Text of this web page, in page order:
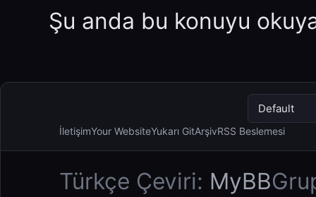
Şu anda bu konuyu
İletişimYour WebsiteYukarı GitArşivRSS Beslemesi
Türkçe Çeviri: MyBB